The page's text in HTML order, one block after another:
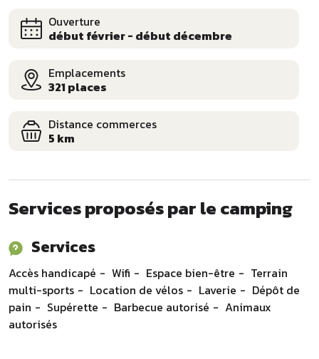
Ouverture
début février - début décembre
Emplacements
321 places
Distance commerces
5 km
Services proposés par le camping
Services
Accès handicapé Wifi Espace bien-être
Terrain
multi-sports
Location de vélos Laverie
Dépôt de
pain
Supérette Barbecue autorisé
Animaux
autorisés